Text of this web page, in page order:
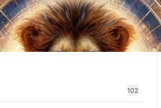
8/8: Oportunități de
pentru Cinci Zodii în 2026
102